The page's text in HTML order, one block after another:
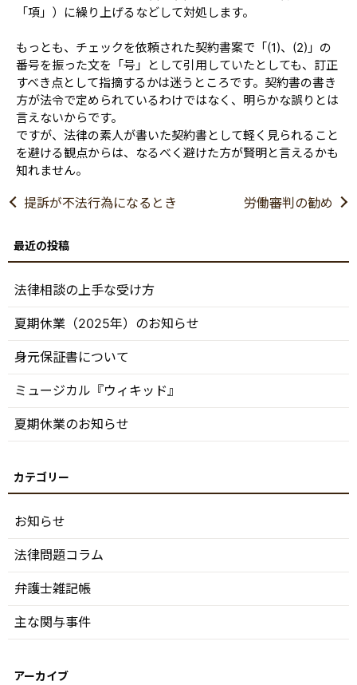
「項」）に繰り上げるなどして対処します。
もっとも、チェックを依頼された契約書案で「(1)、(2)」の
番号を振った文を「号」として引用していたとしても、訂正
すべき点として指摘するかは迷うところです。契約書の書き
方が法令で定められているわけではなく、明らかな誤りとは
言えないからです。
ですが、法律の素人が書いた契約書として軽く見られること
を避ける観点からは、なるべく避けた方が賢明と言えるかも
知れません。
提訴が不法行為になるとき 労働審判の勧め
法律相談の上手な受け方
夏期休業（2025年）のお知らせ
身元保証書について
ミュージカル『ウィキッド』
夏期休業のお知らせ
お知らせ
法律問題コラム
弁護士雑記帳
主な関与事件